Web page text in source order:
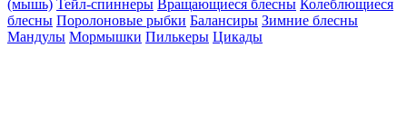
(мышь) Тейл-спиннеры Вращающиеся блесны Колеблющиеся
блесны Поролоновые рыбки Балансиры Зимние блесны
Мандулы Мормышки Пилькеры Цикады